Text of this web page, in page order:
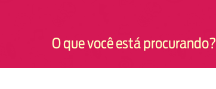
O que você está procurando?